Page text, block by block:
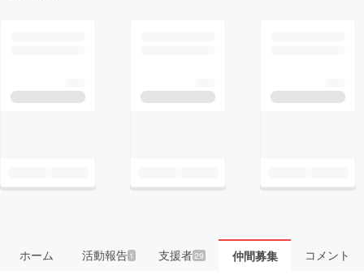
ホーム 活動報告1 支援者 29 仲間募集 コメント